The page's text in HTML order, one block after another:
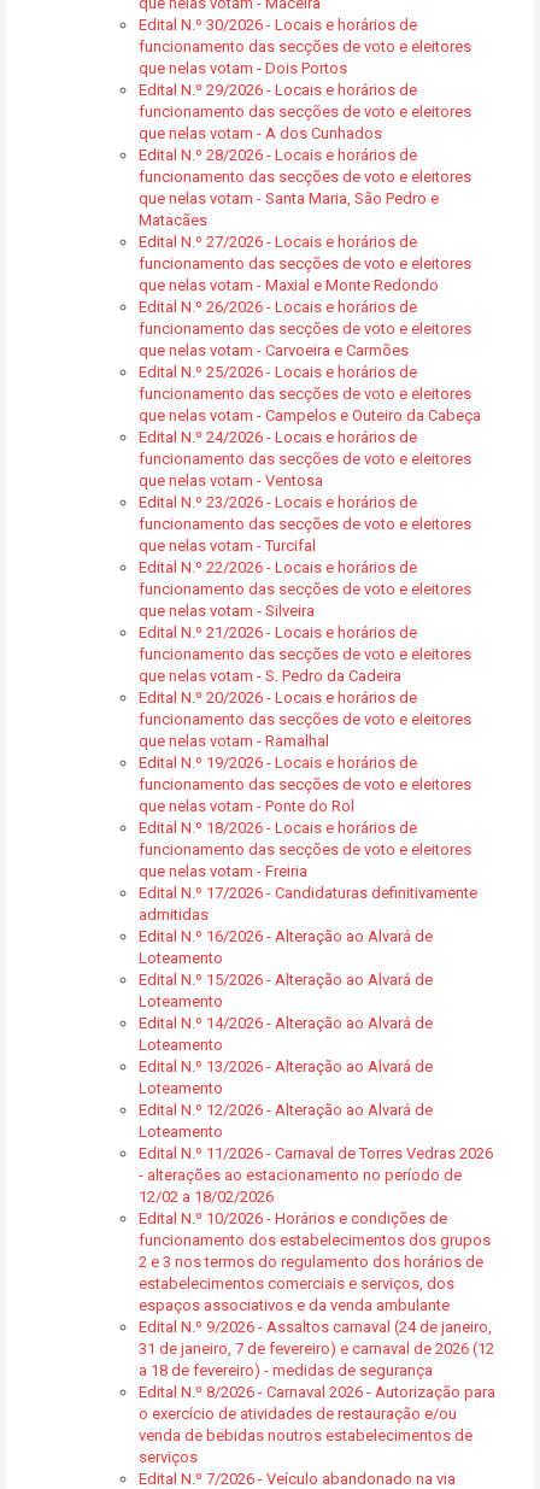
Edital N.º 30/2026 - Locais e horários de
funcionamento das secções de voto e eleitores
que nelas votam - Dois Portos
Edital N.º 29/2026 - Locais e horários de
funcionamento das secções de voto e eleitores
que nelas votam - A dos Cunhados
Edital N.º 28/2026 - Locais e horários de
funcionamento das secções de voto e eleitores
que nelas votam - Santa Maria, São Pedro e
Matacães
Edital N.º 27/2026 - Locais e horários de
funcionamento das secções de voto e eleitores
que nelas votam - Maxial e Monte Redondo
Edital N.º 26/2026 - Locais e horários de
funcionamento das secções de voto e eleitores
que nelas votam - Carvoeira e Carmões
Edital N.º 25/2026 - Locais e horários de
funcionamento das secções de voto e eleitores
que nelas votam - Campelos e Outeiro da Cabeça
Edital N.º 24/2026 - Locais e horários de
funcionamento das secções de voto e eleitores
que nelas votam - Ventosa
Edital N.º 23/2026 - Locais e horários de
funcionamento das secções de voto e eleitores
que nelas votam - Turcifal
Edital N.º 22/2026 - Locais e horários de
funcionamento das secções de voto e eleitores
que nelas votam - Silveira
Edital N.º 21/2026 - Locais e horários de
funcionamento das secções de voto e eleitores
que nelas votam - S. Pedro da Cadeira
Edital N.º 20/2026 - Locais e horários de
funcionamento das secções de voto e eleitores
que nelas votam - Ramalhal
Edital N.º 19/2026 - Locais e horários de
funcionamento das secções de voto e eleitores
que nelas votam - Ponte do Rol
Edital N.º 18/2026 - Locais e horários de
funcionamento das secções de voto e eleitores
que nelas votam - Freiria
Edital N.º 17/2026 - Candidaturas definitivamente
admitidas
Edital N.º 16/2026 - Alteração ao Alvará de
Loteamento
Edital N.º 15/2026 - Alteração ao Alvará de
Loteamento
Edital N.º 14/2026 - Alteração ao Alvará de
Loteamento
Edital N.º 13/2026 - Alteração ao Alvará de
Loteamento
Edital N.º 12/2026 - Alteração ao Alvará de
Loteamento
Edital N.º 11/2026 - Carnaval de Torres Vedras 2026
- alterações ao estacionamento no período de
12/02 a 18/02/2026
Edital N.º 10/2026 - Horários e condições de
funcionamento dos estabelecimentos dos grupos
2 e 3 nos termos do regulamento dos horários de
estabelecimentos comerciais e serviços, dos
espaços associativos e da venda ambulante
Edital N.º 9/2026 - Assaltos carnaval (24 de janeiro,
31 de janeiro, 7 de fevereiro) e carnaval de 2026 (12
a 18 de fevereiro) - medidas de segurança
Edital N.º 8/2026 - Carnaval 2026 - Autorização para
o exercício de atividades de restauração e/ou
venda de bebidas noutros estabelecimentos de
serviços
Edital N.º 7/2026 - Veículo abandonado na via